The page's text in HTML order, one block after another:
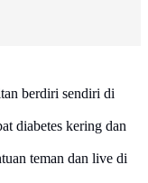
berdiri sendiri di
diabetes kering dan
teman dan live di